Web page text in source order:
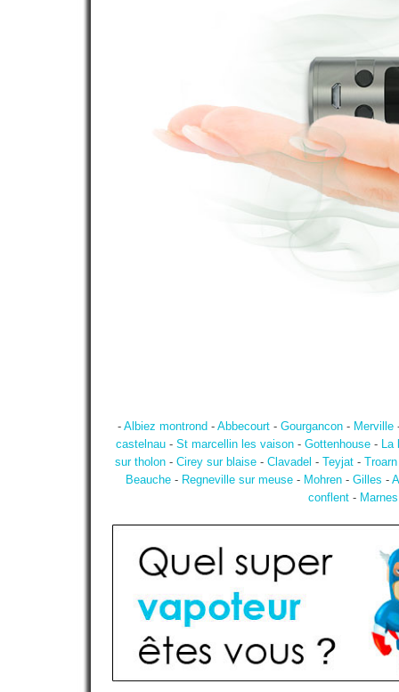
- Albiez montrond - Abbecourt- Gourgancon- Merville
castelnau - St marcellin les vaison - Gottenhouse - La
sur tholon - Cirey sur blaise - Clavadel - Teyjat - Troarn
Beauche- Regneville sur meuse- Mohren- Gilles -
conflent-